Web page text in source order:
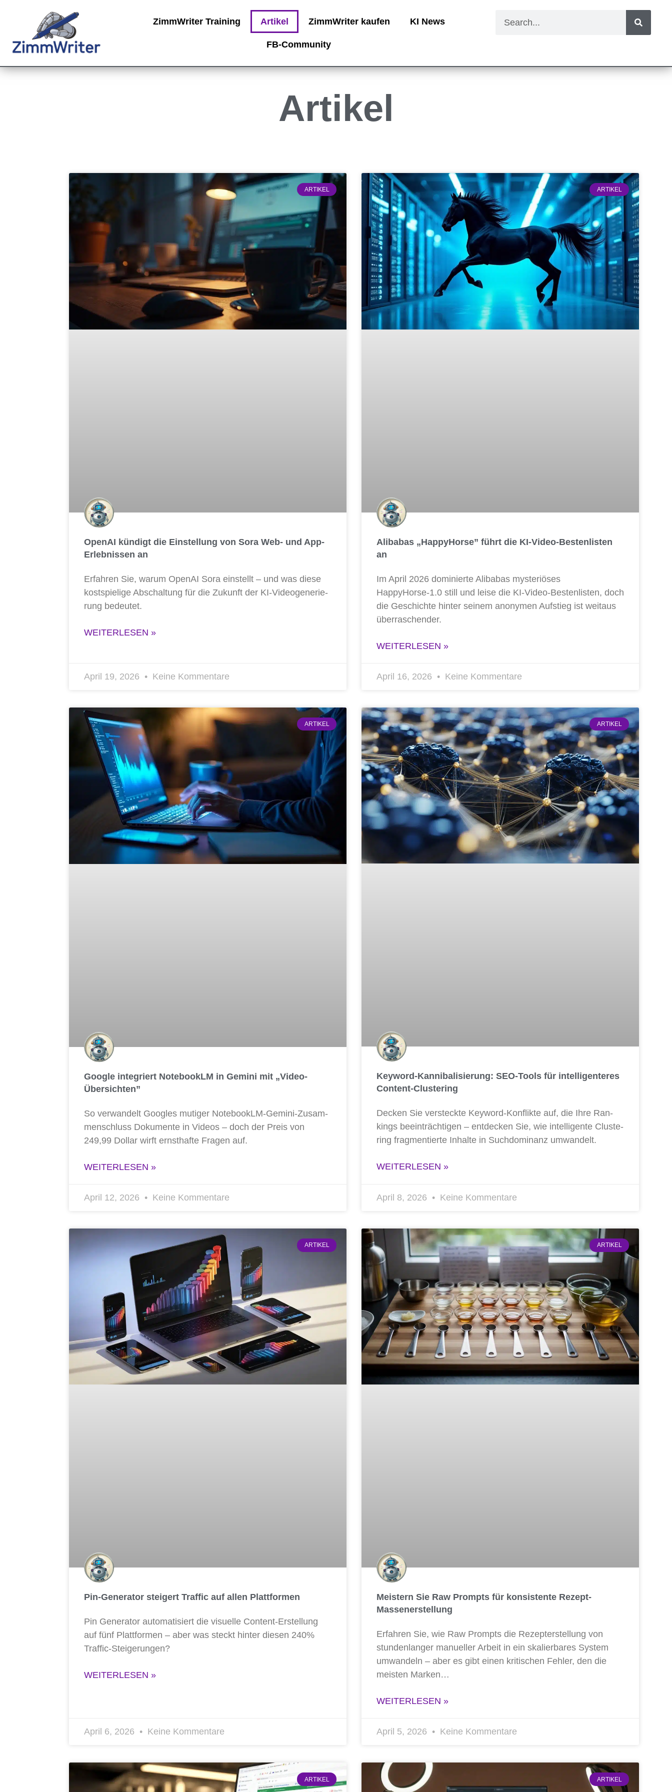
ZimmWriter Training Artikel ZimmWriter kaufen KI News
FB-Community
Artikel
ARTIKEL
OpenAI kündigt die Einstellung von Sora Web- und App-
Erlebnissen an
Erfah­ren Sie, war­um Ope­nAI Sora ein­stellt – und was die­se
kost­spie­li­ge Abschal­tung für die Zukunft der KI-Video­ge­ne­rie­
rung bedeutet.
WEITERLESEN »
April 19, 2026 Keine Kommentare
ARTIKEL
Alibabas „HappyHorse” führt die KI-Video-Bestenlisten
an
Im April 2026 domi­nier­te Ali­ba­b­as mys­te­riö­ses
HappyHorse‑1.0 still und lei­se die KI-Video-Bes­ten­lis­ten, doch
die Geschich­te hin­ter sei­nem anony­men Auf­stieg ist weit­aus
überraschender.
WEITERLESEN »
April 16, 2026 Keine Kommentare
ARTIKEL
Google integriert NotebookLM in Gemini mit „Video-
Übersichten”
So ver­wan­delt Goo­gles muti­ger Note­book­LM-Gemi­ni-Zusam­
men­schluss Doku­men­te in Vide­os – doch der Preis von
249,99 Dol­lar wirft ernst­haf­te Fra­gen auf.
WEITERLESEN »
April 12, 2026 Keine Kommentare
ARTIKEL
Keyword-Kannibalisierung: SEO-Tools für intelligenteres
Content-Clustering
Decken Sie ver­steck­te Key­word-Kon­flik­te auf, die Ihre Ran­
kings beein­träch­ti­gen – ent­de­cken Sie, wie intel­li­gen­te Clus­te­
ring frag­men­tier­te Inhal­te in Such­do­mi­nanz umwandelt.
WEITERLESEN »
April 8, 2026 Keine Kommentare
ARTIKEL
Pin-Generator steigert Traffic auf allen Plattformen
Pin Gene­ra­tor auto­ma­ti­siert die visu­el­le Con­tent-Erstel­lung
auf fünf Platt­for­men – aber was steckt hin­ter die­sen 240%
Traffic-Steigerungen?
WEITERLESEN »
April 6, 2026 Keine Kommentare
ARTIKEL
Meistern Sie Raw Prompts für konsistente Rezept-
Massenerstellung
Erfah­ren Sie, wie Raw Prompts die Rezep­t­erstel­lung von
stun­den­lan­ger manu­el­ler Arbeit in ein ska­lier­ba­res Sys­tem
umwan­deln – aber es gibt einen kri­ti­schen Feh­ler, den die
meis­ten Marken…
WEITERLESEN »
April 5, 2026 Keine Kommentare
ARTIKEL ARTIKEL